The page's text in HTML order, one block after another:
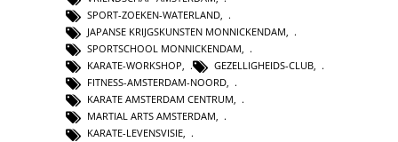
SPORT-ZOEKEN-WATERLAND,
JAPANSE KRIJGSKUNSTEN MONNICKENDAM,
SPORTSCHOOL MONNICKENDAM,
KARATE-WORKSHOP, GEZELLIGHEIDS-CLUB,
FITNESS-AMSTERDAM-NOORD,
KARATE AMSTERDAM CENTRUM,
MARTIAL ARTS AMSTERDAM,
KARATE-LEVENSVISIE,